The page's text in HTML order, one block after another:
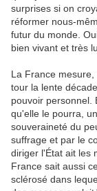
surprises si on
réformer nous-
futur du monde.
bien vivant et très
La France
tour la lente
pouvoir personnel.
qu'elle le pourra,
souveraineté du
suffrage et par le
diriger l'État ait les
France sait aussi
sclérosé dans